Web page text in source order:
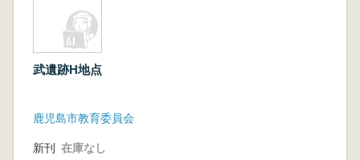
武遺跡H地点
鹿児島市教育委員会
新刊 在庫なし